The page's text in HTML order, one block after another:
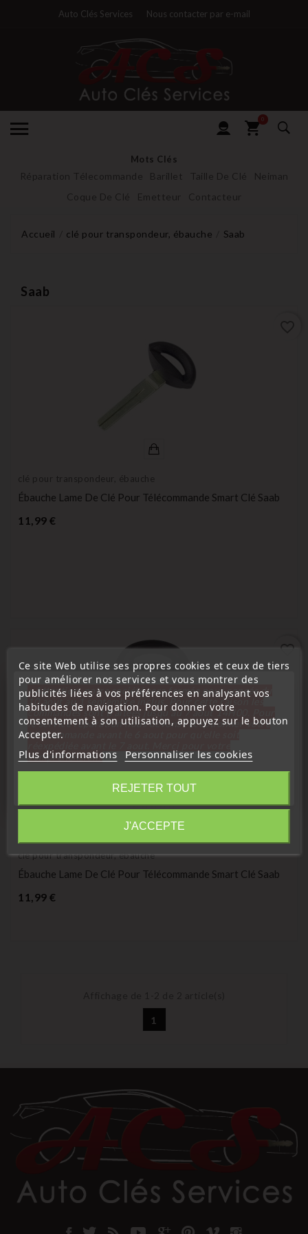
Auto Clés Services Nous contacter par e-mail
0
Mots Clés
Réparation Télecommande Barillet Taille De Clé
Neiman
Coque De Clé
Emetteur Contacteur
Accueil clé pour transpondeur, ébauche Saab
Saab
clé pour transpondeur, ébauche
Ébauche Lame De Clé Pour Télécommande Smart Clé Saab
11,99 €
5/ 5) sur1note(s)
clé pour transpondeur, ébauche
Ébauche Lame De Clé Pour Télécommande Smart Clé Saab
11,99 €
favorite_border
1
Ce site Web utilise ses propres cookies et ceux de tiers
pour améliorer nos services et vous montrer des
publicités liées à vos préférences en analysant vos
habitudes de navigation. Pour donner votre
consentement à son utilisation, appuyez sur le bouton
Accepter.
Plus d'informations Personnaliser les cookies
REJETER TOUT
J'ACCEPTE
« Attention, notre société sera fermée pour congés du
10 aout au 1 septembre inclus. Pour cette raison les
commandes sont traitées jusqu'au 7 aout 14H00. Pour
le service réparation nous devons réceptionner votre
télécommande avant le 6 aout pour qu'elle soit
compréhension»
Fermer
Information